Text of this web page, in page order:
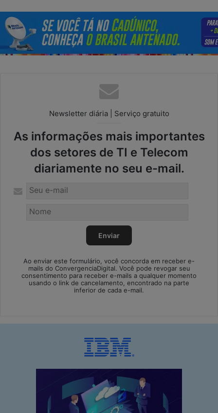
Newsletter diária | Serviço gratuito
As informações mais importantes
dos setores de TI e Telecom
diariamente no seu e-mail.
Ao enviar este formulário, você concorda em receber e-
mails do ConvergenciaDigital. Você pode revogar seu
consentimento para receber e-mails a qualquer momento
usando o link de cancelamento, encontrado na parte
inferior de cada e-mail.